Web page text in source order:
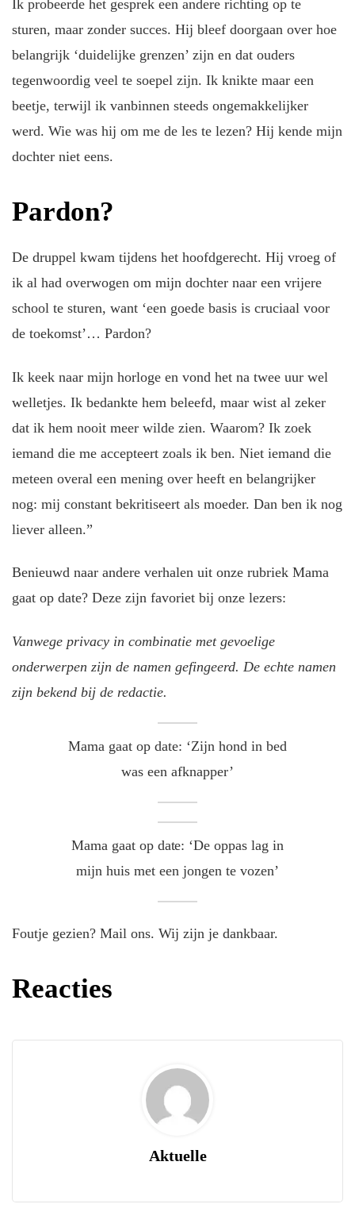
Ik probeerde het gesprek een andere richting op te
sturen, maar zonder succes. Hij bleef doorgaan over hoe
belangrijk ‘duidelijke grenzen’ zijn en dat ouders
tegenwoordig veel te soepel zijn. Ik knikte maar een
beetje, terwijl ik vanbinnen steeds ongemakkelijker
werd. Wie was hij om me de les te lezen? Hij kende mijn
dochter niet eens.
Pardon?
De druppel kwam tijdens het hoofdgerecht. Hij vroeg of
ik al had overwogen om mijn dochter naar een vrijere
school te sturen, want ‘een goede basis is cruciaal voor
de toekomst’… Pardon?
Ik keek naar mijn horloge en vond het na twee uur wel
welletjes. Ik bedankte hem beleefd, maar wist al zeker
dat ik hem nooit meer wilde zien. Waarom? Ik zoek
iemand die me accepteert zoals ik ben. Niet iemand die
meteen overal een mening over heeft en belangrijker
nog: mij constant bekritiseert als moeder. Dan ben ik nog
liever alleen.”
Benieuwd naar andere verhalen uit onze rubriek Mama
gaat op date? Deze zijn favoriet bij onze lezers:
Vanwege privacy in combinatie met gevoelige
onderwerpen zijn de namen gefingeerd. De echte namen
zijn bekend bij de redactie.
Mama gaat op date: ‘Zijn hond in bed
was een afknapper’
Mama gaat op date: ‘De oppas lag in
mijn huis met een jongen te vozen’
Foutje gezien? Mail ons. Wij zijn je dankbaar.
Reacties
Aktuelle